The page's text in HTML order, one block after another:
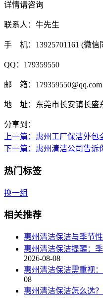
详情请咨询
联系人：牛先生
手 机：13925701161 (微信
QQ：179359550
邮 箱：179359550@qq.com
地 址：东莞市长安镇长盛
分享到：
上一篇 ：惠州工厂保洁外包
下一篇 ：惠州清洁公司告诉
热门标签
换一组
相关推荐
惠州清洁保洁与季节
惠州清洁保洁提醒：
2026-08-08
惠州清洁保洁需重视
08
惠州清洁保洁怎么选